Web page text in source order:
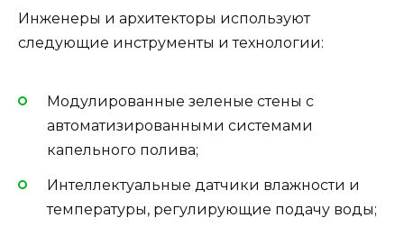
Инженеры и архитекторы используют
следующие инструменты и технологии:
Модулированные зеленые стены с
автоматизированными системами
капельного полива;
Интеллектуальные датчики влажности и
температуры, регулирующие подачу воды;